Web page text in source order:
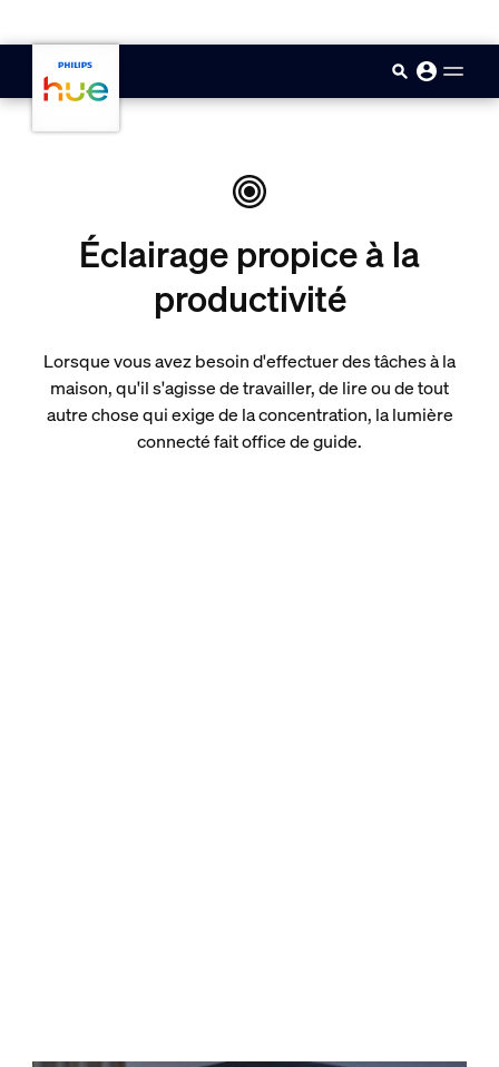
Éclairage propice à la
productivité
Lorsque vous avez besoin d'effectuer des tâches à la
maison, qu'il s'agisse de travailler, de lire ou de tout
autre chose qui exige de la concentration, la lumière
connecté fait office de guide.